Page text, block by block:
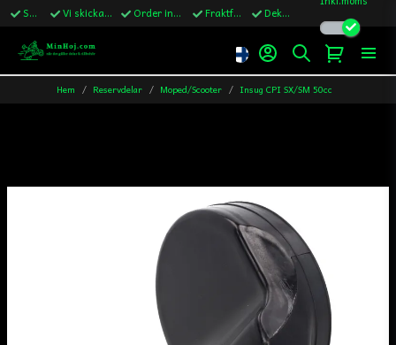
Snabba leveranser Vi skickar till Sverige,Danmark & Finland Order innan kl.13 skickas samma vardag Fraktfritt över 1200kr till Sverige Dekaler ingår i alla ordrar
Hem Reservdelar Moped/Scooter Insug CPI SX/SM 50cc